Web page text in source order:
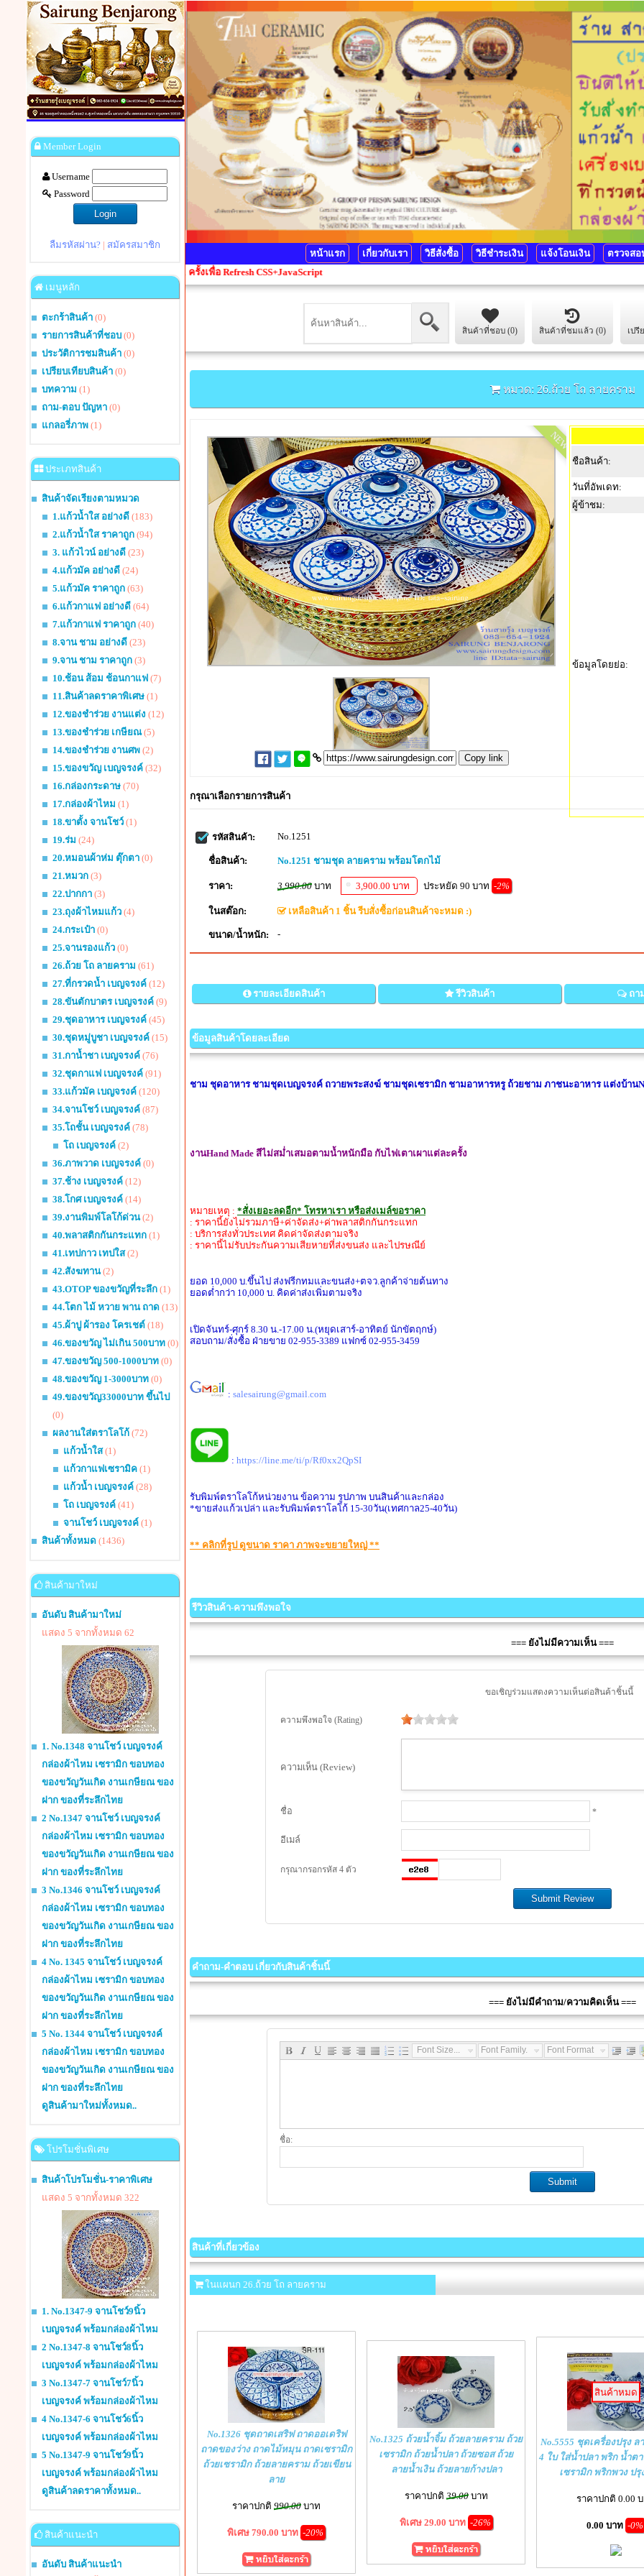
Member Login
Username
Password
ลืมรหัสผ่าน? | สมัครสมาชิก
เมนูหลัก
ตะกร้าสินค้า (0)
รายการสินค้าที่ชอบ (0)
ประวัติการชมสินค้า (0)
เปรียบเทียบสินค้า (0)
บทความ (1)
ถาม-ตอบ ปัญหา (0)
แกลอรี่ภาพ (1)
ประเภทสินค้า
สินค้าจัดเรียงตามหมวด
1.แก้วน้ำใส อย่างดี (183)
2.แก้วน้ำใส ราคาถูก (94)
3. แก้วไวน์ อย่างดี (23)
4.แก้วมัค อย่างดี (24)
5.แก้วมัค ราคาถูก (63)
6.แก้วกาแฟ อย่างดี (64)
7.แก้วกาแฟ ราคาถูก (40)
8.จาน ชาม อย่างดี (23)
9.จาน ชาม ราคาถูก (3)
10.ช้อน ส้อม ช้อนกาแฟ (7)
11.สินค้าลดราคาพิเศษ (1)
12.ของชำร่วย งานแต่ง (12)
13.ของชำร่วย เกษียณ(5)
14.ของชำร่วย งานศพ (2)
15.ของขวัญ เบญจรงค์ (32)
16.กล่องกระดาษ (70)
17.กล่องผ้าไหม (1)
18.ขาตั้ง จานโชว์ (1)
19.ร่ม (24)
20.หมอนผ้าห่ม ตุ๊กตา (0)
21.หมวก (3)
22.ปากกา (3)
23.ถุงผ้าไหมแก้ว (4)
24.กระเป๋า (0)
25.จานรองแก้ว (0)
26.ถ้วย โถ ลายคราม (61)
27.ที่กรวดน้ำ เบญจรงค์ (12)
28.ขันตักบาตร เบญจรงค์ (9)
29.ชุดอาหาร เบญจรงค์ (45)
30.ชุดหมู่บูชา เบญจรงค์ (15)
31.กาน้ำชา เบญจรงค์ (76)
32.ชุดกาแฟ เบญจรงค์ (91)
33.แก้วมัค เบญจรงค์ (120)
34.จานโชว์ เบญจรงค์ (87)
35.โถชั้น เบญจรงค์ (78)
โถ เบญจรงค์ (2)
36.ภาพวาด เบญจรงค์ (0)
37.ช้าง เบญจรงค์ (12)
38.โกศ เบญจรงค์ (14)
39.งานพิมพ์โลโก้ด่วน(2)
40.พลาสติกกันกระแทก (1)
41.เทปกาว เทปใส(2)
42.สังฆทาน(2)
43.OTOP ของขวัญที่ระลึก (1)
44.โตก ไม้ หวาย พาน ถาด (13)
45.ผ้าปู ผ้ารอง โครเชต์ (18)
46.ของขวัญ ไม่เกิน 500บาท (0)
47.ของขวัญ 500-1000บาท (0)
48.ของขวัญ 1-3000บาท (0)
49.ของขวัญ33000บาท ขึ้นไป
(0)
ผลงานใส่ตราโลโก้ (72)
แก้วน้ำใส(1)
แก้วกาแฟเซรามิค (1)
แก้วน้ำ เบญจรงค์ (28)
โถ เบญจรงค์ (41)
จานโชว์ เบญจรงค์ (1)
สินค้าทั้งหมด (1436)
สินค้ามาใหม่
อันดับ สินค้ามาใหม่
แสดง 5 จากทั้งหมด 62
1. No.1348 จานโชว์ เบญจรงค์
กล่องผ้าไหม เซรามิก ขอบทอง
ของขวัญวันเกิด งานเกษียณ ของ
ฝาก ของที่ระลึกไทย
2 No.1347 จานโชว์ เบญจรงค์
กล่องผ้าไหม เซรามิก ขอบทอง
ของขวัญวันเกิด งานเกษียณ ของ
ฝาก ของที่ระลึกไทย
3 No.1346 จานโชว์ เบญจรงค์
กล่องผ้าไหม เซรามิก ขอบทอง
ของขวัญวันเกิด งานเกษียณ ของ
ฝาก ของที่ระลึกไทย
4 No. 1345 จานโชว์ เบญจรงค์
กล่องผ้าไหม เซรามิก ขอบทอง
ของขวัญวันเกิด งานเกษียณ ของ
ฝาก ของที่ระลึกไทย
5 No. 1344 จานโชว์ เบญจรงค์
กล่องผ้าไหม เซรามิก ขอบทอง
ของขวัญวันเกิด งานเกษียณ ของ
ฝาก ของที่ระลึกไทย
ดูสินค้ามาใหม่ทั้งหมด..
โปรโมชั่นพิเศษ
สินค้าโปรโมชั่น-ราคาพิเศษ
แสดง 5 จากทั้งหมด 322
1. No.1347-9 จานโชว์9นิ้ว
เบญจรงค์ พร้อมกล่องผ้าไหม
2 No.1347-8 จานโชว์8นิ้ว
เบญจรงค์ พร้อมกล่องผ้าไหม
3 No.1347-7 จานโชว์7นิ้ว
เบญจรงค์ พร้อมกล่องผ้าไหม
4 No.1347-6 จานโชว์6นิ้ว
เบญจรงค์ พร้อมกล่องผ้าไหม
5 No.1347-9 จานโชว์9นิ้ว
เบญจรงค์ พร้อมกล่องผ้าไหม
ดูสินค้าลดราคาทั้งหมด..
สินค้าแนะนำ
อันดับ สินค้าแนะนำ
หน้าแรก เกี่ยวกับเรา วิธีสั่งซื้อ วิธีชำระเงิน แจ้งโอนเงิน
ตรวจสอ
ผิดเพี้ยน กรุณากดปุ่ม Ctrl+F5 1 ครั้งเพื่อ Refresh CSS+JavaScript
สินค้าที่ชอบ (0) สินค้าที่ชมแล้ว (0) เปรี
หมวด: 26.ถ้วย โถ ลายคราม
NEW
Copy link
ชือสินค้า:
วันที่อัพเดท:
ผู้ข้าชม:
ข้อมูลโดยย่อ:
กรุณาเลือกรายการสินค้า
รหัสสินค้า: No.1251
ชื่อสินค้า: No.1251 ชามชุด ลายคราม พร้อมโตกไม้
ราคา: 3,990.00 บาท 3,900.00 บาท ประหยัด 90 บาท -2%
ในสต๊อก: เหลือสินค้า 1 ชิ้น รีบสั่งซื้อก่อนสินค้าจะหมด :)
ขนาด/น้ำหนัก: -
รายละเอียดสินค้า รีวิวสินค้า ถา
ข้อมูลสินค้าโดยละเอียด
ชาม ชุดอาหาร ชามชุดเบญจรงค์ ถวายพระสงฆ์ ชามชุดเซรามิก ชามอาหารหรู ถ้วยชาม ภาชนะอาหาร แต่งบ้าน
งานHand Made สีไม่สม่ำเสมอตามน้ำหนักมือ กับไฟเตาเผาแต่ละครั้ง
หมายเหตุ : *สั่งเยอะลดอีก* โทรหาเรา หรือส่งเมล์ขอราคา
: ราคานี้ยังไม่รวมภาษี+ค่าจัดส่ง+ค่าพลาสติกกันกระแทก
: บริการส่งทั่วประเทศ คิดค่าจัดส่งตามจริง
: ราคานี้ไม่รับประกันความเสียหายที่ส่งขนส่ง และไปรษณีย์
ยอด 10,000 บ.ขึ้นไป ส่งฟรีกทมและขนส่ง+ตจว.ลูกค้าจ่ายต้นทาง
ยอดต่ำกว่า 10,000 บ. คิดค่าส่งเพิ่มตามจริง
เปิดจันทร์-ศุกร์ 8.30 น.-17.00 น.(หยุดเสาร์-อาทิตย์ นักขัตฤกษ์)
สอบถาม/สั่งซื้อ ฝ่ายขาย 02-955-3389 แฟกซ์ 02-955-3459
: salesairung@gmail.com
: https://line.me/ti/p/Rf0xx2QpSI
รับพิมพ์ตราโลโก้หน่วยงาน ข้อความ รูปภาพ บนสินค้าและกล่อง
*ขายส่งแก้วเปล่า และรับพิมพ์ตราโลโก้ 15-30วัน(เทศกาล25-40วัน)
** คลิกที่รูป ดูขนาด ราคา ภาพจะขยายใหญ่ **
รีวิวสินค้า-ความพึงพอใจ
=== ยังไม่มีความเห็น ===
ขอเชิญร่วมแสดงความเห็นต่อสินค้าชิ้นนี้
ความพึงพอใจ (Rating)
ความเห็น (Review)
ชื่อ *
อีเมล์
กรุณากรอกรหัส 4 ตัว
คำถาม-คำตอบ เกี่ยวกับสินค้าชิ้นนี้
=== ยังไม่มีคำถาม/ความคิดเห็น ===
Font Size... Font Family... Font Format...
ชื่อ:
สินค้าที่เกี่ยวข้อง
ในแผนก 26.ถ้วย โถ ลายคราม
No.1326 ชุดถาดเสริฟ ถาดออเดริฟ
ถาดของว่าง ถาดไม้หมุน ถาดเซรามิก
ถ้วยเซรามิก ถ้วยลายคราม ถ้วยเขียน
ลาย
ราคาปกติ 990.00 บาท
พิเศษ 790.00 บาท -20%
No.1325 ถ้วยน้ำจิ้ม ถ้วยลายคราม ถ้วย
เซรามิก ถ้วยน้ำปลา ถ้วยซอส ถ้วย
ลายน้ำเงิน ถ้วยลายก้างปลา
ราคาปกติ 39.00บาท
พิเศษ 29.00 บาท -26%
สินค้าหมด
No.5555 ชุดเครื่องปรุง ล
4 ใบ ใส่น้ำปลา พริก น้ำต
เซรามิก พริกพวง ปรุ
ราคาปกติ 0.00
0.00 บาท -0%